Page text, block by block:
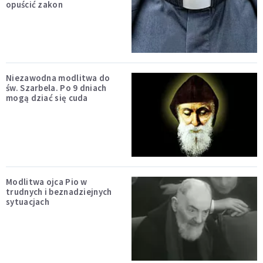
opuścić zakon
Niezawodna modlitwa do
św. Szarbela. Po 9 dniach
mogą dziać się cuda
Modlitwa ojca Pio w
trudnych i beznadziejnych
sytuacjach